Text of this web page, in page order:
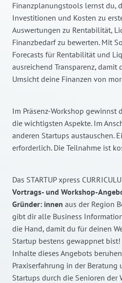
Finanzplanungstools lernst du,
Investitionen und Kosten zu
Auswertungen zu Rentabilität,
Finanzbedarf zu bewerten. Mit
Forecasts für Rentabilität und
ausreichend Transparenz, damit
Umsicht deine Finanzen von
Im Präsenz-Workshop gewinnst
die wichtigsten Aspekte. Im
anderen Startups austauschen.
erforderlich. Die Teilnahme ist
Das STARTUP xpress
Vortrags- und Workshop-
Gründer: innen aus der Region
gibt dir alle Business
die Hand, damit du für deinen
Startup bestens gewappnet
Inhalte dieses Angebots
Praxiserfahrung in der
Startups durch die Senioren der